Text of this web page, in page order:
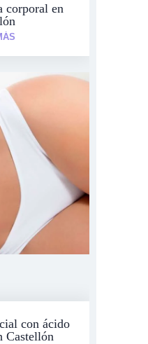
corporal en
con ácido
Castellón